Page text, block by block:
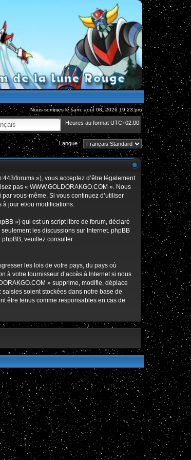
Nous sommes le sam. août 08, 2026 19:23 pm
Heures au format UTC+02:00
Langue :
forums »), vous acceptez d’être légalement
pas « WWW.GOLDORAKGO.COM ». Nous
vous-même. Si vous continuez d’utiliser
jour et/ou modifications.
») qui est un script libre de forum, déclaré
seulement les discussions sur Internet. phpBB
veuillez consulter :
les lois de votre pays, du pays où
à votre fournisseur d’accès à Internet si nous
» supprime, modifie, déplace
soient stockées dans notre base de
être tenus comme responsables en cas de